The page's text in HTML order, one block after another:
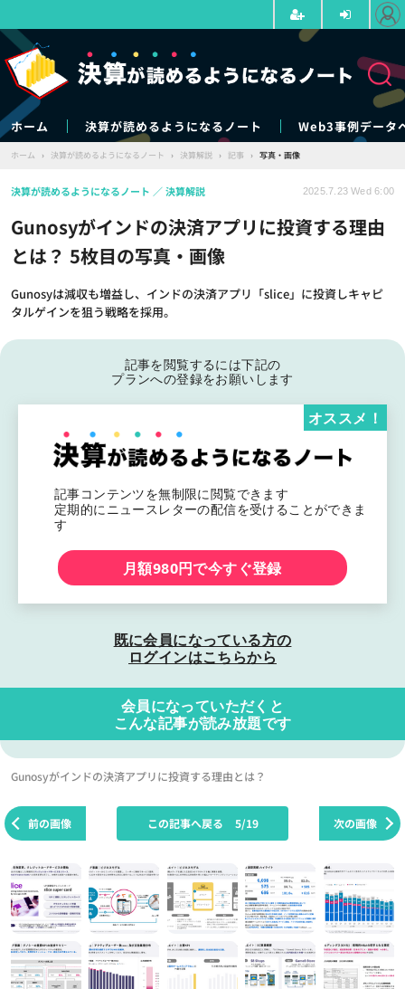
ホーム 決算が読めるようになるノート Web3事例データ
ホーム › 決算が読めるようになるノート › 決算解説 › 記事 › 写真・画像
Gunosyがインドの決済アプリに投資する理由
とは？ 5枚目の写真・画像
Gunosyは減収も増益し、インドの決済アプリ「slice」に投資しキャピ
タルゲインを狙う戦略を採用。
決算が読めるようになるノート 決算解説 2025.7.23 Wed 6:00
記事を閲覧するには下記の
プランへの登録をお願いします
記事コンテンツを無制限に閲覧できます
定期的にニュースレターの配信を受けることができま
す
オススメ！
月額980円で今すぐ登録
既に会員になっている方の
ログインはこちらから
会員になっていただくと
こんな記事が読み放題です
Gunosyがインドの決済アプリに投資する理由とは？
前の画像 次の画像
この記事へ戻る 5/19